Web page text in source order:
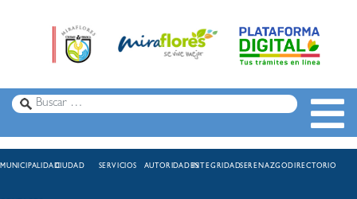
MUNICIPALIDADCIUDAD SERVICIOS AUTORIDADESINTEGRIDADSERENAZGODIRECTORIO